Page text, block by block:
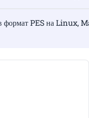
формат PES на Linux,